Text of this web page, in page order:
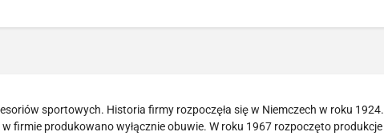
sportowych. Historia firmy rozpoczęła się w Niemczech w roku 1924.
firmie produkowano wyłącznie obuwie. W roku 1967 rozpoczęto produkcje